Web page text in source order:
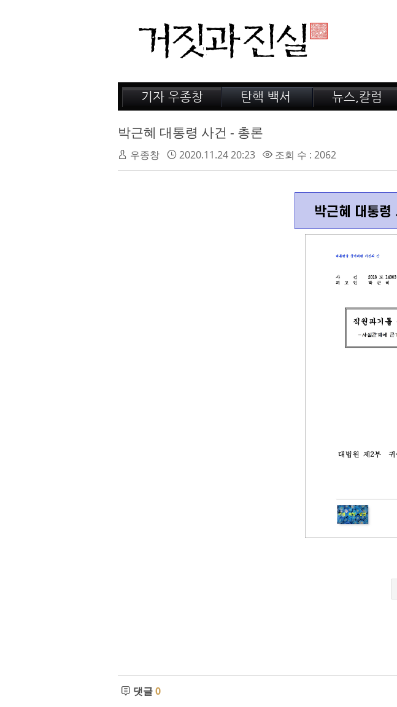
기자 우종창
저서 소개
감옥 이야기
탄핵 백서
거짓의 산
법정 녹취록
인터뷰
뉴스,칼럼
공지,새소식
박근혜 대통령 사건 - 총론
우종창 2020.11.24 20:23 조회 수 : 2062
댓글0